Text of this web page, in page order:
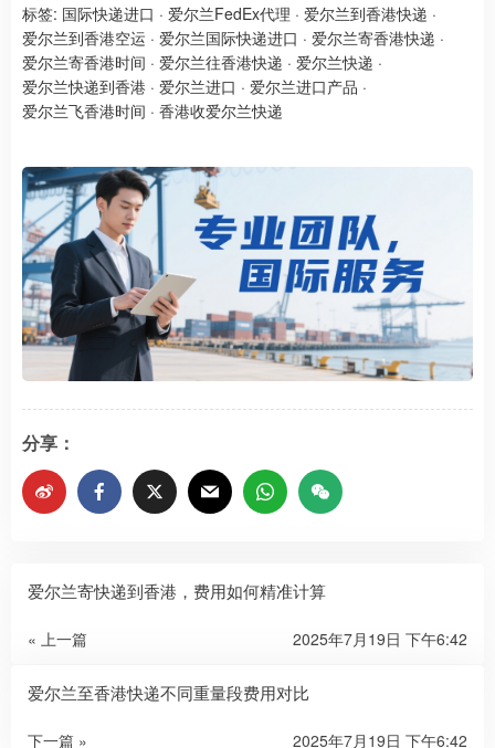
标签: 国际快递进口 · 爱尔兰FedEx代理 · 爱尔兰到香港快递 ·
爱尔兰到香港空运 · 爱尔兰国际快递进口 · 爱尔兰寄香港快递 ·
爱尔兰寄香港时间 · 爱尔兰往香港快递 · 爱尔兰快递 ·
爱尔兰快递到香港 · 爱尔兰进口 · 爱尔兰进口产品 ·
爱尔兰飞香港时间 · 香港收爱尔兰快递
分享：
爱尔兰寄快递到香港，费用如何精准计算
« 上一篇 2025年7月19日 下午6:42
爱尔兰至香港快递不同重量段费用对比
下一篇 » 2025年7月19日 下午6:42